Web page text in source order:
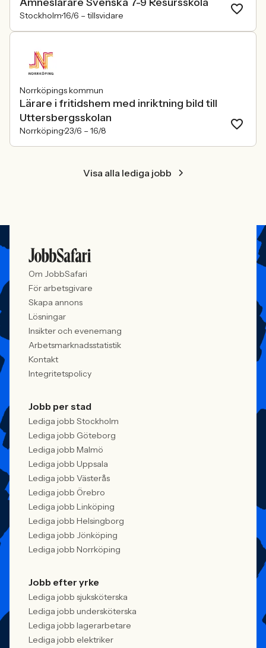
Stockholm16/6 – tillsvidare
Norrköpings kommun
Lärare i fritidshem med inriktning bild till
Uttersbergsskolan
Norrköping23/6 – 16/8
Visa alla lediga jobb
Om JobbSafari
För arbetsgivare
Skapa annons
Lösningar
Insikter och evenemang
Arbetsmarknadsstatistik
Kontakt
Integritetspolicy
Jobb per stad
Lediga jobb Stockholm
Lediga jobb Göteborg
Lediga jobb Malmö
Lediga jobb Uppsala
Lediga jobb Västerås
Lediga jobb Örebro
Lediga jobb Linköping
Lediga jobb Helsingborg
Lediga jobb Jönköping
Lediga jobb Norrköping
Jobb efter yrke
Lediga jobb sjuksköterska
Lediga jobb undersköterska
Lediga jobb lagerarbetare
Lediga jobb elektriker